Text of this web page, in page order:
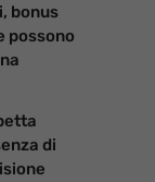
bonus
possono
di